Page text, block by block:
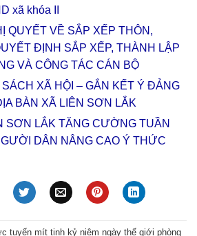
xã khóa II
QUYẾT VỀ SẮP XẾP THÔN,
ĐỊNH SẮP XẾP, THÀNH LẬP
VÀ CÔNG TÁC CÁN BỘ
XÃ HỘI – GẮN KẾT Ý ĐẢNG
BÀN XÃ LIÊN SƠN LẮK
SƠN LẮK TĂNG CƯỜNG TUẦN
DÂN NÂNG CAO Ý THỨC
tuyến mít tinh kỷ niệm ngày thế giới phòng